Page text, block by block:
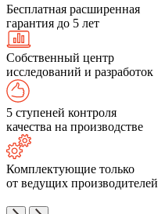
Бесплатная расширенная
гарантия до 5 лет
Собственный центр
исследований и разработок
5 ступеней контроля
качества на производстве
Комплектующие только
от ведущих производителей